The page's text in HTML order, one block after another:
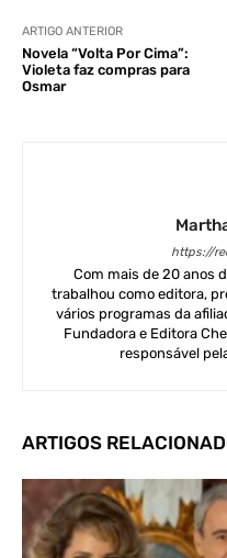
ARTIGO ANTERIOR
Novela “Volta Por Cima”:
Violeta faz compras para
Osmar
https://
Com mais de 20 anos
trabalhou como editora,
vários programas da
Fundadora e Editora
responsável
ARTIGOS